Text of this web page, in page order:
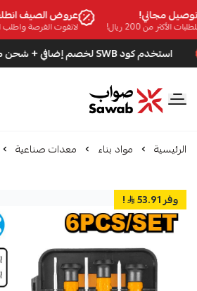
مجاني!
الأكثر من 200 ريال!
عروض الصيف
لاتفوت الفرصة واطلب
استخدم كود SWB لخصم إضافي + شحن مجاني للطلبات فوق 200 ريال
صواب
الرئيسية مواد بناء معدات صناعية
وفر 53.91 !